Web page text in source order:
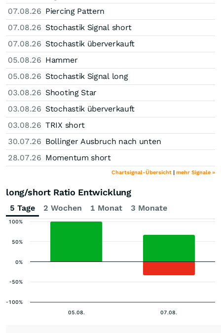
07.08.26 Piercing Pattern
07.08.26 Stochastik Signal short
07.08.26 Stochastik überverkauft
05.08.26 Hammer
05.08.26 Stochastik Signal long
03.08.26 Shooting Star
03.08.26 Stochastik überverkauft
03.08.26 TRIX short
30.07.26 Bollinger Ausbruch nach unten
28.07.26 Momentum short
Chartsignal-Übersicht | mehr Signale »
long/short Ratio Entwicklung
5 Tage 2 Wochen 1 Monat 3 Monate
05.08. 07.08.
-100%
-50%
0%
50%
100%